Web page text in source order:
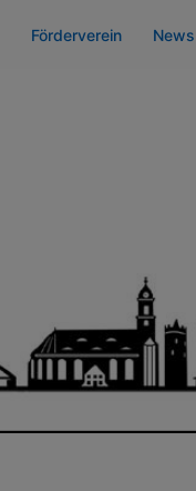
Förderverein News